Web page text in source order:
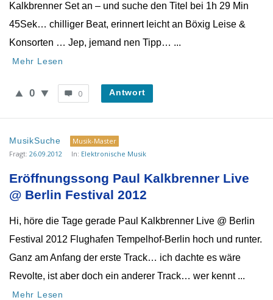
Kalkbrenner Set an – und suche den Titel bei 1h 29 Min
45Sek… chilliger Beat, erinnert leicht an Böxig Leise &
Konsorten … Jep, jemand nen Tipp… ...
Mehr Lesen
0 0 Antwort
MusikSuche
Musik-Master
Fragt: 26.09.2012 In: Elektronische Musik
Eröffnungssong Paul Kalkbrenner Live
@ Berlin Festival 2012
Hi, höre die Tage gerade Paul Kalkbrenner Live @ Berlin
Festival 2012 Flughafen Tempelhof-Berlin hoch und runter.
Ganz am Anfang der erste Track… ich dachte es wäre
Revolte, ist aber doch ein anderer Track… wer kennt ...
Mehr Lesen